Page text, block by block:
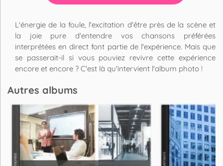
L'énergie de la foule, l'excitation d'être près de la scène et
la joie pure d'entendre vos chansons préférées
interprétées en direct font partie de l'expérience. Mais que
se passerait-il si vous pouviez revivre cette expérience
encore et encore ? C'est là qu'intervient l'album photo !
Autres albums